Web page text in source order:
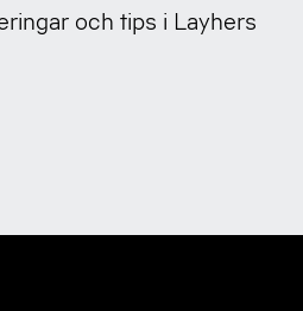
och tips i Layhers